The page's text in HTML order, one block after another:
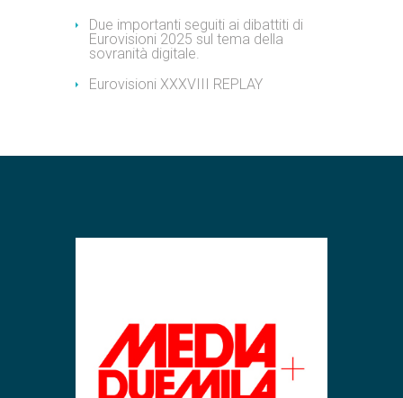
Due importanti seguiti ai dibattiti di
Eurovisioni 2025 sul tema della
sovranità digitale.
Eurovisioni XXXVIII REPLAY